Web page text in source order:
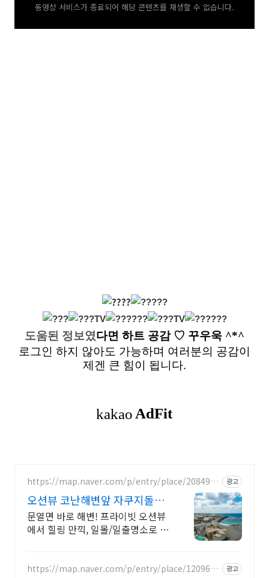
동영상 서비스가 종료되어 해당 콘텐츠를 재생할 수 없습니다.
도움된 정보였다면 하트 공감 ♡ 꾸우욱 ^*^
로그인 하지 않아도 가능하며 여러분의 공감이
제겐 큰 힘이 됩니다.
https://map.naver.com/p/entry/place/2084915
광고
오션뷰 코난해변앞 자쿠지돌집
2인~10인 대가족/단체예약
문열면 바로 해변! 프라이빗 오션뷰
에서 힐링 만끽, 일몰/일출명소로 인
욕, 제주바다보러오세요
https://map.naver.com/p/entry/place/1209676
광고